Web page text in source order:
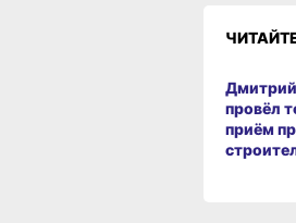
провёл
приём